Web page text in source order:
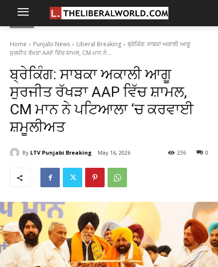
Home Punjabi News Liberal Breaking
ਬ੍ਰੇਕਿੰਗ: ਸਾਬਕਾ ਅਕਾਲੀ ਆਗੂ
ਸੁਰਜੀਤ ਰੱਖੜਾ AAP ਵਿੱਚ ਸ਼ਾਮਲ, CM ਮਾਨ ਨੇ...
ਬ੍ਰੇਕਿੰਗ: ਸਾਬਕਾ ਅਕਾਲੀ ਆਗੂ
ਸੁਰਜੀਤ ਰੱਖੜਾ AAP ਵਿੱਚ ਸ਼ਾਮਲ,
CM ਮਾਨ ਨੇ ਪਟਿਆਲਾ ‘ਚ ਕਰਵਾਈ
ਸ਼ਮੂਲੀਅਤ
By LTV Punjabi Breaking May 16, 2026 0
236